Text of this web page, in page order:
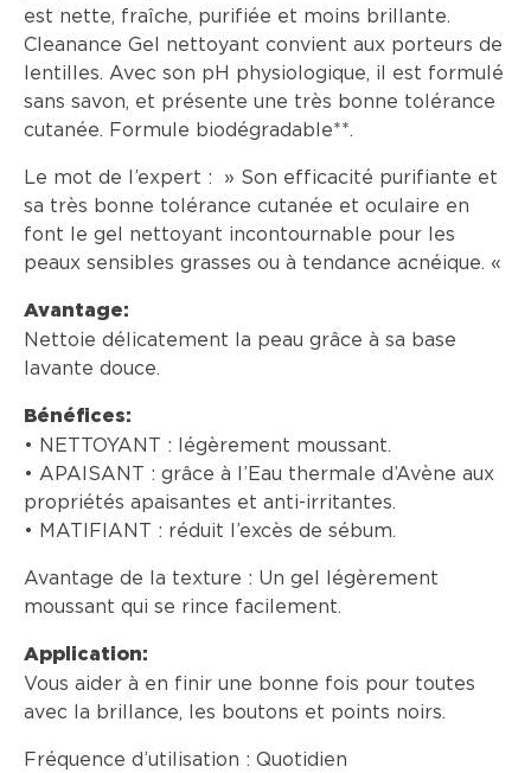
est nette, fraîche, purifiée et moins brillante.
Cleanance Gel nettoyant convient aux porteurs de
lentilles. Avec son pH physiologique, il est formulé
sans savon, et présente une très bonne tolérance
cutanée. Formule biodégradable**.
Le mot de l’expert : » Son efficacité purifiante et
sa très bonne tolérance cutanée et oculaire en
font le gel nettoyant incontournable pour les
peaux sensibles grasses ou à tendance acnéique. «
Avantage:
Nettoie délicatement la peau grâce à sa base
lavante douce.
Bénéfices:
• NETTOYANT : légèrement moussant.
• APAISANT : grâce à l’Eau thermale d’Avène aux
propriétés apaisantes et anti-irritantes.
• MATIFIANT : réduit l’excès de sébum.
Avantage de la texture : Un gel légèrement
moussant qui se rince facilement.
Application:
Vous aider à en finir une bonne fois pour toutes
avec la brillance, les boutons et points noirs.
Fréquence d’utilisation : Quotidien